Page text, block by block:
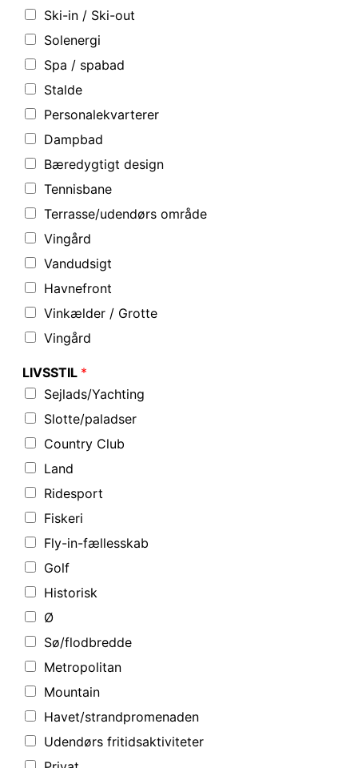
Ski-in / Ski-out
Solenergi
Spa / spabad
Stalde
Personalekvarterer
Dampbad
Bæredygtigt design
Tennisbane
Terrasse/udendørs område
Vingård
Vandudsigt
Havnefront
Vinkælder / Grotte
Vingård
LIVSSTIL *
Sejlads/Yachting
Slotte/paladser
Country Club
Land
Ridesport
Fiskeri
Fly-in-fællesskab
Golf
Historisk
Ø
Sø/flodbredde
Metropolitan
Mountain
Havet/strandpromenaden
Udendørs fritidsaktiviteter